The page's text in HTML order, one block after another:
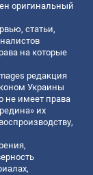
оригинальный
статьи,
на которые
редакция
Украины
не имеет права
их